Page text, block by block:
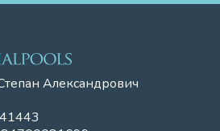
Александрович